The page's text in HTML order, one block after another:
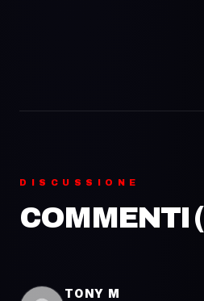
DISCUSSIONE
COMMENTI (
TONY M